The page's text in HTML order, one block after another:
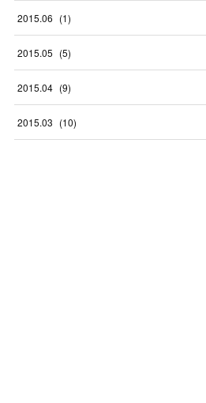
2015.06 (1)
2015.05 (5)
2015.04 (9)
2015.03 (10)